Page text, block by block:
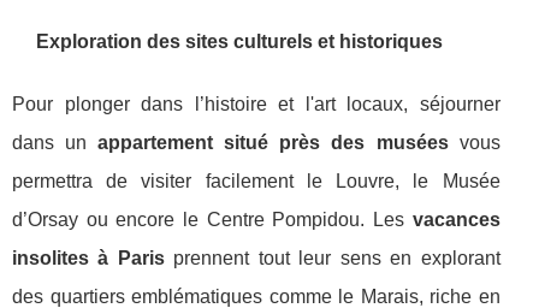
Exploration des sites culturels et historiques
Pour plonger dans l’histoire et l'art locaux, séjourner
dans unappartement situé près des muséesvous
permettra de visiter facilement le Louvre, le Musée
d’Orsay ou encore le Centre Pompidou. Les vacances
insolites à Parisprennent tout leur sens en explorant
des quartiers emblématiques comme le Marais, riche en